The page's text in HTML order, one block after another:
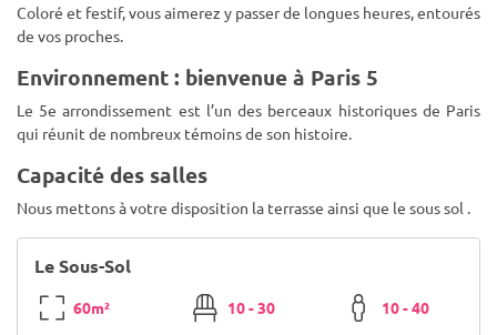
Coloré et festif, vous aimerez y passer de longues heures, entourés
de vos proches.
Environnement : bienvenue à Paris 5
Le 5e arrondissement est l’un des berceaux historiques de Paris
qui réunit de nombreux témoins de son histoire.
Capacité des salles
Nous mettons à votre disposition la terrasse ainsi que le sous sol .
Le Sous-Sol
60m² 10 - 30 10 - 40